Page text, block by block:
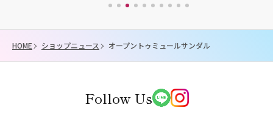
HOME ショップニュース オープントゥミュールサンダル
Follow Us